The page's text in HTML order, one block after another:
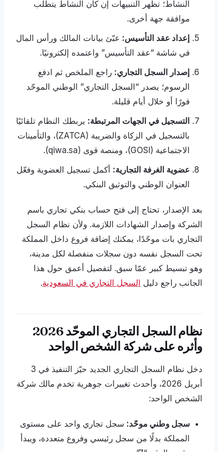
النشاط؛ تظهر التنبيهات إن كان النشاط يتطلب
موافقة جهة أخرى.
إعداد عقد التأسيس: عبّئ بيانات المالك ورأس المال
في شاشة “عقد التأسيس” واعتمده إلكترونيًا.
إصدار السجل التجاري: راجع الملخص ثم ادفع
الرسوم؛ يصدر “السجل التجاري” الوطني الموحّد
فورًا أو خلال أيام قليلة.
التسجيل في الجهات المرتبطة: يربطك النظام تلقائيًا
بالتسجيل في الزكاة والضريبة (ZATCA)، والتأمينات
الاجتماعية (GOSI)، ومنصة قوى (qiwa.sa).
عضوية الغرفة التجارية: أكمل تسجيل العضوية وفعّل
العنوان الوطني والتوثيق البنكي.
بعد الإصدار، تحتاج إلى فتح حساب بنكي تجاري باسم
الشركة وإصدار الشهادات اللازمة. ولأن نظام السجل
التجاري بات موحّدًا، يمكنك إضافة فروع داخل المملكة
تحت السجل نفسه دون سجلات منفصلة لكل مدينة،
وهو تبسيط كبير عمّا سبق. لتفصيل أعمق حول هذا
الجانب راجع دليل السجل التجاري في السعودية.
نظام السجل التجاري الموحّد 2026
وأثره على شركة الشخص الواحد
دخل نظام السجل التجاري الجديد حيّز التنفيذ في 3
أبريل 2026، وأحدث تغييرات جوهرية تخدم مالك شركة
الشخص الواحد:
سجل وطني موحّد: سجل تجاري واحد على مستوى
المملكة بدلًا من سجل رئيسي وفروع متعددة، ويبدأ